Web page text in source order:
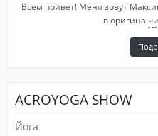
Всем привет! Меня зовут
в оригина
ACROYOGA SHOW
Йога